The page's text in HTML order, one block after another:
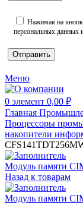
Нажимая на
персональных данных
Меню
0 элемент 0,00 ₽
Главная
Процессоры
накопители
Модуль памяти
Назад к товарам
Модуль памяти